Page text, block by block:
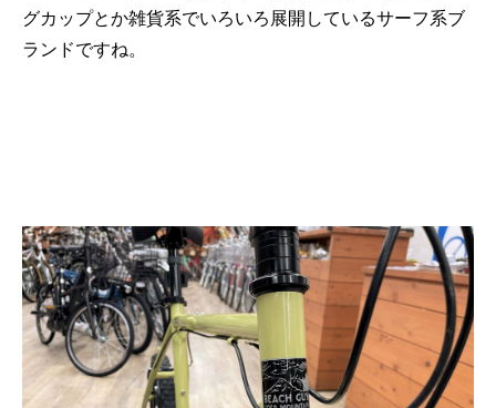
グカップとか雑貨系でいろいろ展開しているサーフ系ブ
ランドですね。